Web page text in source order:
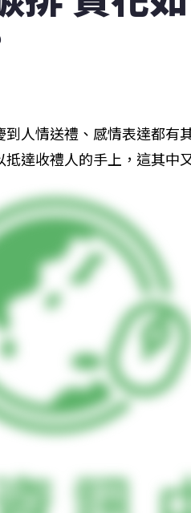
人情送禮、感情表達都有
達收禮人的手上，這其中